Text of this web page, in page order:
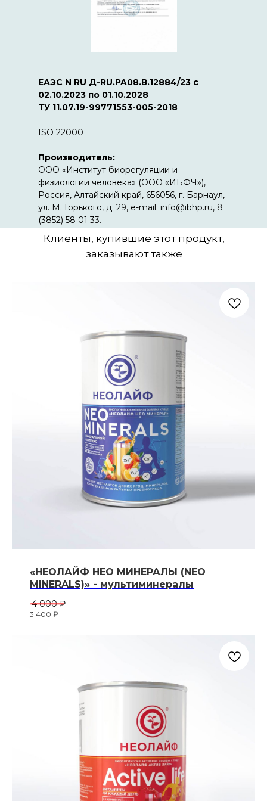
ЕАЭС N RU Д-RU.PA08.В.12884/23 с
02.10.2023 по 01.10.2028
ТУ 11.07.19-99771553-005-2018
ISO 22000
Производитель:
ООО «Институт биорегуляции и
физиологии человека» (ООО «ИБФЧ»),
Россия, Алтайский край, 656056, г. Барнаул,
ул. М. Горького, д. 29, e-mail: info@ibhp.ru, 8
(3852) 58 01 33.
Клиенты, купившие этот продукт,
заказывают также
«НЕОЛАЙФ НЕО МИНЕРАЛЫ (NEO
MINERALS)» - мультиминералы
3 400 ₽
4 000 ₽